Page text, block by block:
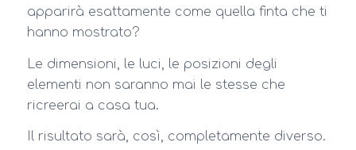
apparirà esattamente come quella finta che ti
hanno mostrato?
Le dimensioni, le luci, le posizioni degli
elementi non saranno mai le stesse che
ricreerai a casa tua.
Il risultato sarà, così, completamente diverso.